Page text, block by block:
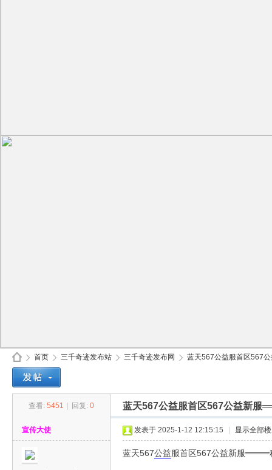
首页
›
三千奇迹发布站 三千奇迹发布网
›
蓝天567公益服首区567
查看: 5451 回复: 0 蓝天567公益服首区567公益新
宣传大使 发表于 2025-1-12 12:15:15 显示全部
蓝天567公益服首区567公益新服